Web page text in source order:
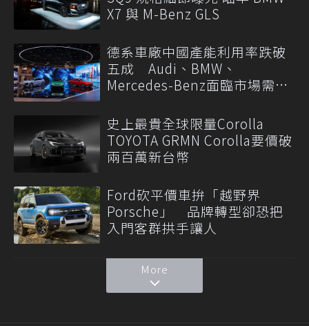
X7 與 M-Benz GLS
德系車廠中國產能利用率跌破
五成 Audi、BMW、
Mercedes-Benz面臨市場需求
史上最貴全球限量Corolla
TOYOTA GRMN Corolla要價破
兩百萬新台幣
Ford砍平價車拚「越野界
Porsche」 品牌轉型卻恐把
入門客群拱手讓人
More